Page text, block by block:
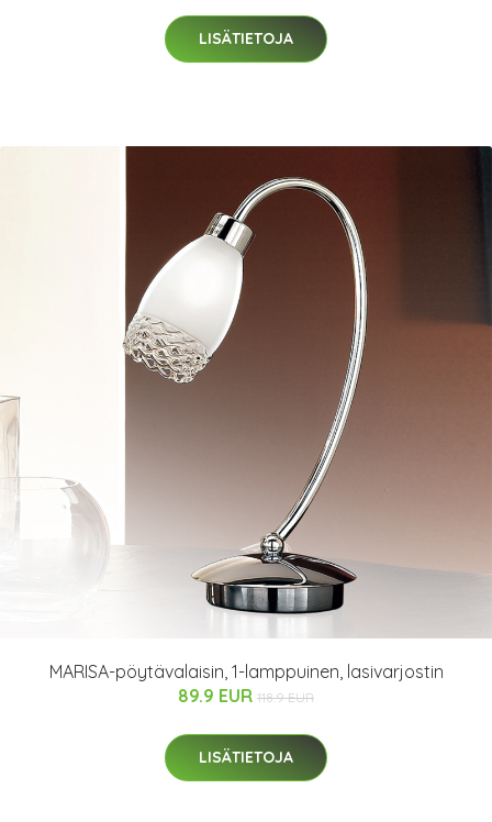
LISÄTIETOJA
MARISA-pöytävalaisin, 1-lamppuinen, lasivarjostin
89.9 EUR 118.9 EUR
LISÄTIETOJA